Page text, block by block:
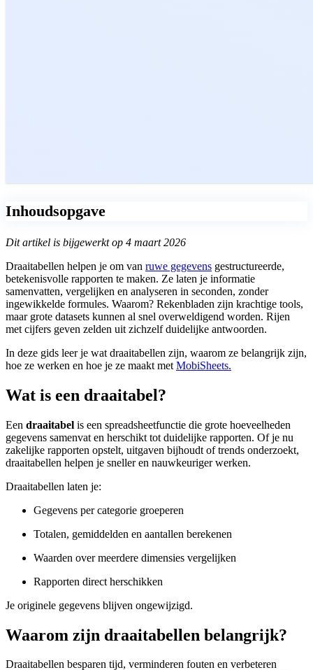
Inhoudsopgave
Dit artikel is bijgewerkt op 4 maart 2026
Draaitabellen helpen je om van ruwe gegevens gestructureerde,
betekenisvolle rapporten te maken. Ze laten je informatie
samenvatten, vergelijken en analyseren in seconden, zonder
ingewikkelde formules. Waarom? Rekenbladen zijn krachtige tools,
maar grote datasets kunnen al snel overweldigend worden. Rijen
met cijfers geven zelden uit zichzelf duidelijke antwoorden.
In deze gids leer je wat draaitabellen zijn, waarom ze belangrijk zijn,
hoe ze werken en hoe je ze maakt met MobiSheets.
Wat is een draaitabel?
Een draaitabel is een spreadsheetfunctie die grote hoeveelheden
gegevens samenvat en herschikt tot duidelijke rapporten. Of je nu
zakelijke rapporten opstelt, uitgaven bijhoudt of trends onderzoekt,
draaitabellen helpen je sneller en nauwkeuriger werken.
Draaitabellen laten je:
Gegevens per categorie groeperen
Totalen, gemiddelden en aantallen berekenen
Waarden over meerdere dimensies vergelijken
Rapporten direct herschikken
Je originele gegevens blijven ongewijzigd.
Waarom zijn draaitabellen belangrijk?
Draaitabellen besparen tijd, verminderen fouten en verbeteren